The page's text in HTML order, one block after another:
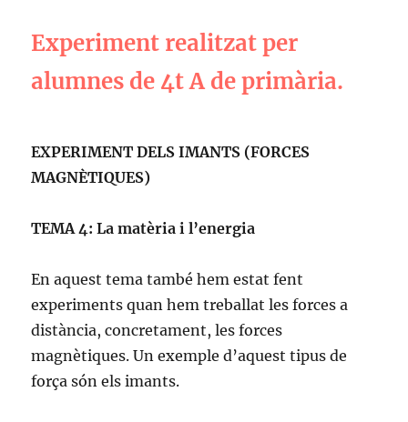
Experiment realitzat per
alumnes de 4t A de primària.
EXPERIMENT DELS IMANTS (FORCES
MAGNÈTIQUES)
TEMA 4: La matèria i l’energia
En aquest tema també hem estat fent
experiments quan hem treballat les forces a
distància, concretament, les forces
magnètiques. Un exemple d’aquest tipus de
força són els imants.